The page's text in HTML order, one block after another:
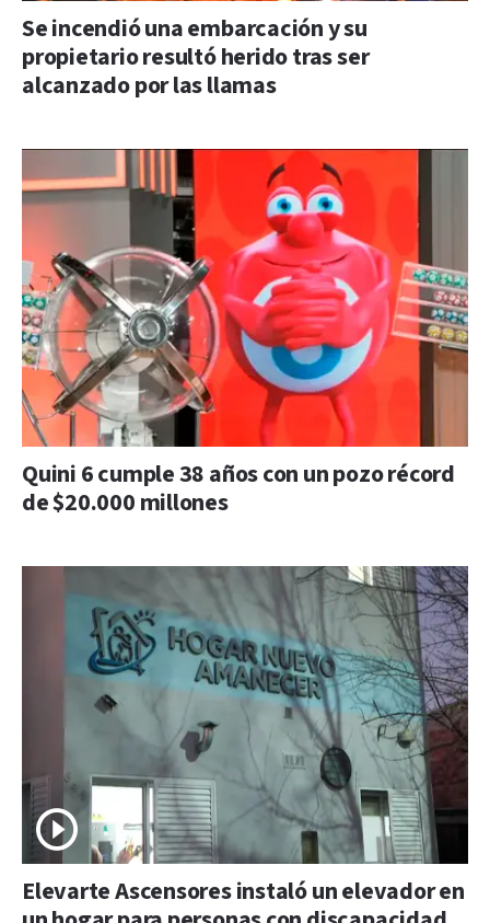
Se incendió una embarcación y su
propietario resultó herido tras ser
alcanzado por las llamas
Quini 6 cumple 38 años con un pozo récord
de $20.000 millones
Elevarte Ascensores instaló un elevador en